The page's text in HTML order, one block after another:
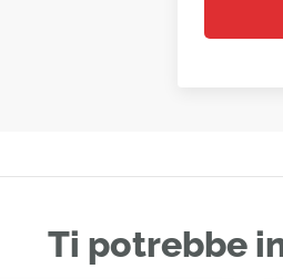
Ti potrebbe